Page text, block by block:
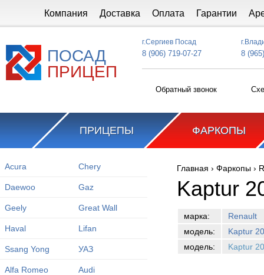
Компания Доставка Оплата Гарантии
ПОСАД
ПРИЦЕП
г.Сергиев Посад
8 (906) 719-07-27 8
Обратный звонок
ПРИЦЕПЫ ФАРКОПЫ
Acura Chery
Daewoo Gaz
Geely Great Wall
Haval Lifan
Ssang Yong УАЗ
Alfa Romeo Audi
Вы здесь
Главная › Фаркопы ›
Kaptur
марка:
Renault
модель:
Kaptur
модель:
Kaptur